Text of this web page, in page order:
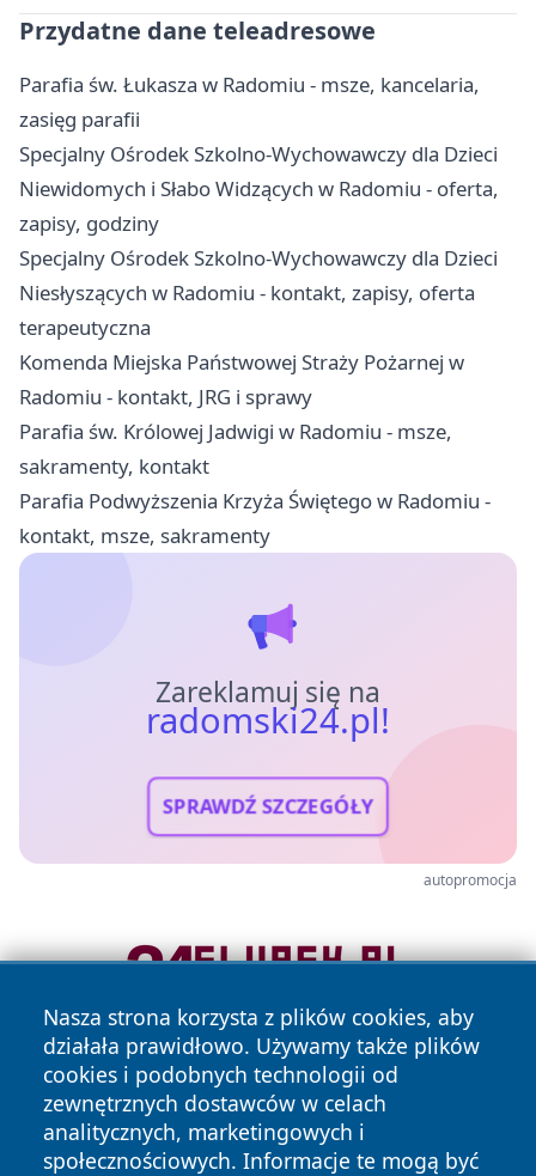
Przydatne dane teleadresowe
Parafia św. Łukasza w Radomiu - msze, kancelaria,
zasięg parafii
Specjalny Ośrodek Szkolno-Wychowawczy dla Dzieci
Niewidomych i Słabo Widzących w Radomiu - oferta,
zapisy, godziny
Specjalny Ośrodek Szkolno-Wychowawczy dla Dzieci
Niesłyszących w Radomiu - kontakt, zapisy, oferta
terapeutyczna
Komenda Miejska Państwowej Straży Pożarnej w
Radomiu - kontakt, JRG i sprawy
Parafia św. Królowej Jadwigi w Radomiu - msze,
sakramenty, kontakt
Parafia Podwyższenia Krzyża Świętego w Radomiu -
kontakt, msze, sakramenty
Zareklamuj się na
radomski24.pl!
SPRAWDŹ SZCZEGÓŁY
autopromocja
Nasza strona korzysta z plików cookies, aby
działała prawidłowo. Używamy także plików
cookies i podobnych technologii od
zewnętrznych dostawców w celach
analitycznych, marketingowych i
społecznościowych. Informacje te mogą być